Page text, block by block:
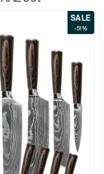
SALE
-51%